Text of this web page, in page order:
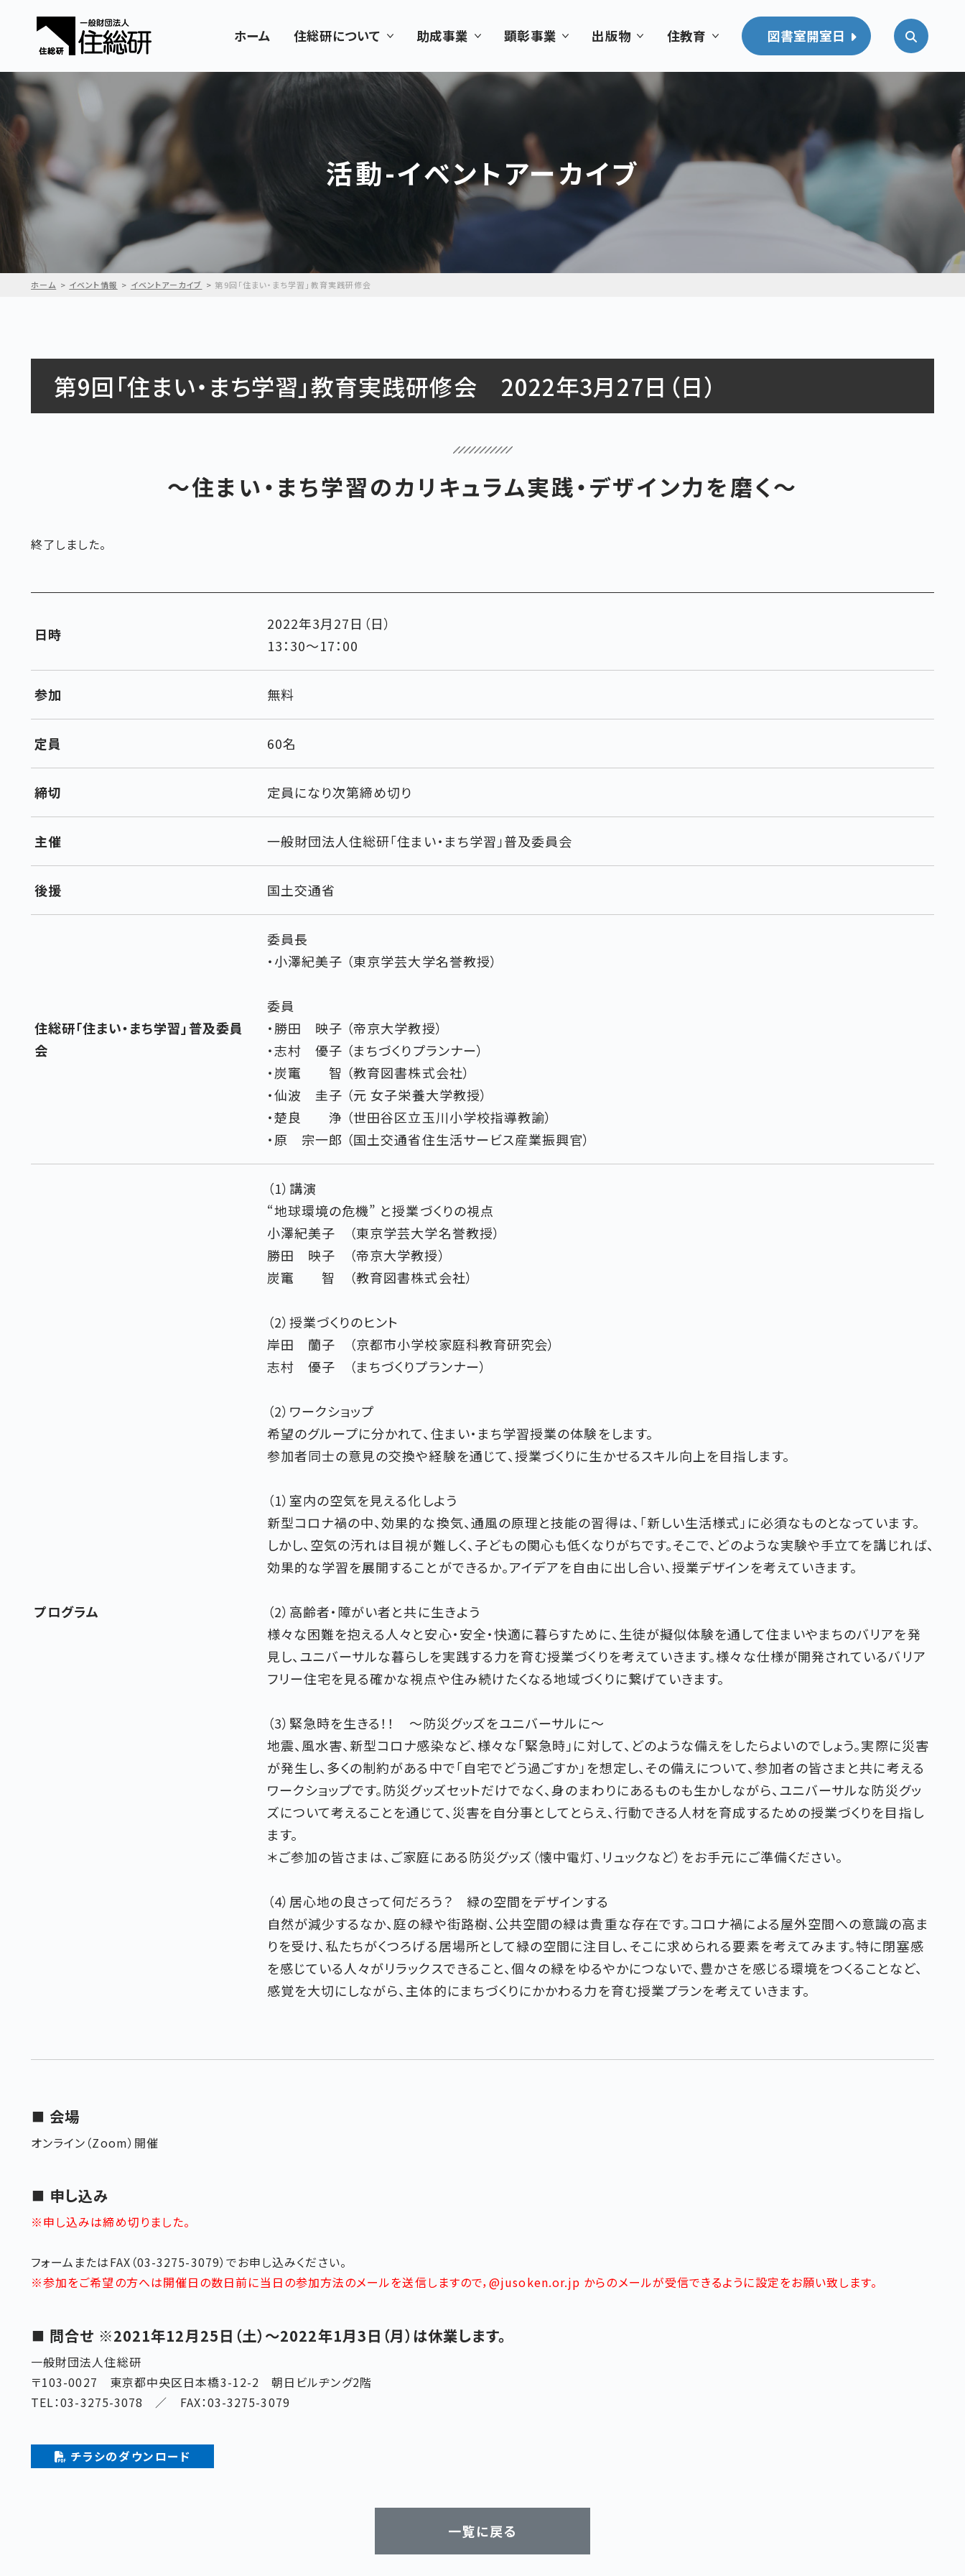
ホーム 住総研について 助成事業 顕彰事業 出版物 住教育 図書室開室日
活動-イベントアーカイブ
ホーム イベント情報 イベントアーカイブ 第9回「住まい・まち学習」教育実践研修会
第9回「住まい・まち学習」教育実践研修会 2022年3月27日（日）
～住まい・まち学習のカリキュラム実践・デザイン力を磨く～
終了しました。
日時
2022年3月27日（日）
13：30～17：00
参加 無料
定員 60名
締切 定員になり次第締め切り
主催 一般財団法人住総研「住まい・まち学習」普及委員会
後援 国土交通省
住総研「住まい・まち学習」普及委員
会
委員長
・小澤紀美子 （東京学芸大学名誉教授）
委員
・勝田 映子 （帝京大学教授）
・志村 優子 （まちづくりプランナー）
・炭竃 智 （教育図書株式会社）
・仙波 圭子 （元 女子栄養大学教授）
・楚良 浄 （世田谷区立玉川小学校指導教諭）
・原 宗一郎 （国土交通省住生活サービス産業振興官）
プログラム
（1）講演
“地球環境の危機” と授業づくりの視点
小澤紀美子 （東京学芸大学名誉教授）
勝田 映子 （帝京大学教授）
炭竃 智 （教育図書株式会社）
（2）授業づくりのヒント
岸田 蘭子 （京都市小学校家庭科教育研究会）
志村 優子 （まちづくりプランナー）
（2）ワークショップ
希望のグループに分かれて、住まい・まち学習授業の体験をします。
参加者同士の意見の交換や経験を通じて、授業づくりに生かせるスキル向上を目指します。
（1）室内の空気を見える化しよう
新型コロナ禍の中、効果的な換気、通風の原理と技能の習得は、「新しい生活様式」に必須なものとなっています。
しかし、空気の汚れは目視が難しく、子どもの関心も低くなりがちです。そこで、どのような実験や手立てを講じれば、
効果的な学習を展開することができるか。アイデアを自由に出し合い、授業デザインを考えていきます。
（2）高齢者・障がい者と共に生きよう
様々な困難を抱える人々と安心・安全・快適に暮らすために、生徒が擬似体験を通して住まいやまちのバリアを発
見し、ユニバーサルな暮らしを実践する力を育む授業づくりを考えていきます。様々な仕様が開発されているバリア
フリー住宅を見る確かな視点や住み続けたくなる地域づくりに繋げていきます。
（3）緊急時を生きる！！ ～防災グッズをユニバーサルに～
地震、風水害、新型コロナ感染など、様々な「緊急時」に対して、どのような備えをしたらよいのでしょう。実際に災害
が発生し、多くの制約がある中で「自宅でどう過ごすか」を想定し、その備えについて、参加者の皆さまと共に考える
ワークショップです。防災グッズセットだけでなく、身のまわりにあるものも生かしながら、ユニバーサルな防災グッ
ズについて考えることを通じて、災害を自分事としてとらえ、行動できる人材を育成するための授業づくりを目指し
ます。
＊ご参加の皆さまは、ご家庭にある防災グッズ（懐中電灯、リュックなど）をお手元にご準備ください。
（4）居心地の良さって何だろう？ 緑の空間をデザインする
自然が減少するなか、庭の緑や街路樹、公共空間の緑は貴重な存在です。コロナ禍による屋外空間への意識の高ま
りを受け、私たちがくつろげる居場所として緑の空間に注目し、そこに求められる要素を考えてみます。特に閉塞感
を感じている人々がリラックスできること、個々の緑をゆるやかにつないで、豊かさを感じる環境をつくることなど、
感覚を大切にしながら、主体的にまちづくりにかかわる力を育む授業プランを考えていきます。
会場
オンライン（Zoom）開催
申し込み
※申し込みは締め切りました。
フォームまたはFAX（03-3275-3079）でお申し込みください。
※参加をご希望の方へは開催日の数日前に当日の参加方法のメールを送信しますので，@jusoken.or.jp からのメールが受信できるように設定をお願い致します。
問合せ ※2021年12月25日（土）～2022年1月3日（月）は休業します。
一般財団法人住総研
〒103-0027 東京都中央区日本橋3-12-2 朝日ビルヂング2階
TEL：03-3275-3078 ／ FAX：03-3275-3079
チラシのダウンロード
一覧に戻る